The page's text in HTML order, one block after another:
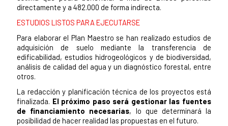
directamente y a 482.000 de forma indirecta.
ESTUDIOS LISTOS PARA EJECUTARSE
Para elaborar el Plan Maestro se han realizado estudios de
adquisición de suelo mediante la transferencia de
edificabilidad, estudios hidrogeológicos y de biodiversidad,
análisis de calidad del agua y un diagnóstico forestal, entre
otros.
La redacción y planificación técnica de los proyectos está
finalizada. El próximo paso será gestionar las fuentes
de financiamiento necesarias, lo que determinará la
posibilidad de hacer realidad las propuestas en el futuro.